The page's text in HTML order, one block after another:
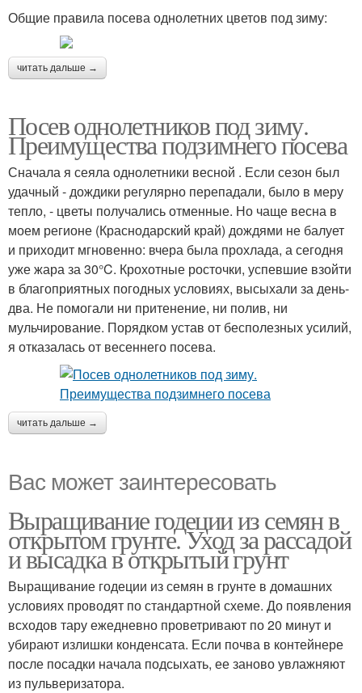
Общие правила посева однолетних цветов под зиму:
читать дальше →
Посев однолетников под зиму.
Преимущества подзимнего посева
Сначала я сеяла однолетники весной . Если сезон был
удачный - дождики регулярно перепадали, было в меру
тепло, - цветы получались отменные. Но чаще весна в
моем регионе (Краснодарский край) дождями не балует
и приходит мгновенно: вчера была прохлада, а сегодня
уже жара за 30°C. Крохотные росточки, успевшие взойти
в благоприятных погодных условиях, высыхали за день-
два. Не помогали ни притенение, ни полив, ни
мульчирование. Порядком устав от бесполезных усилий,
я отказалась от весеннего посева.
читать дальше →
Вас может заинтересовать
Выращивание годеции из семян в
открытом грунте. Уход за рассадой
и высадка в открытый грунт
Выращивание годеции из семян в грунте в домашних
условиях проводят по стандартной схеме. До появления
всходов тару ежедневно проветривают по 20 минут и
убирают излишки конденсата. Если почва в контейнере
после посадки начала подсыхать, ее заново увлажняют
из пульверизатора.